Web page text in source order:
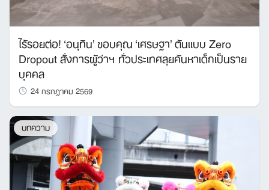
ไร้รอยต่อ! ‘อนุทิน’ ขอบคุณ ‘เศรษฐา’ ต้นแบบ Zero
Dropout สั่งการผู้ว่าฯ ทั่วประเทศลุยค้นหาเด็กเป็นราย
บุคคล
24 กรกฎาคม 2569
บทความ